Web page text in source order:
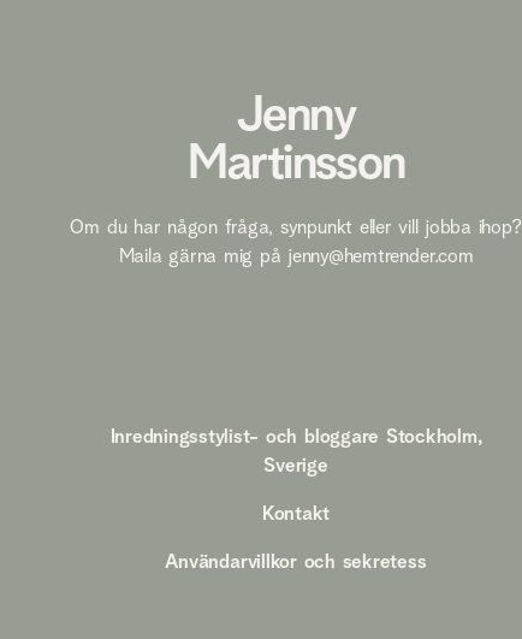
Jenny
Martinsson
Om du har någon fråga, synpunkt eller vill jobba ihop?
Maila gärna mig på jenny@hemtrender.com
Inredningsstylist- och bloggare Stockholm,
Sverige
Kontakt
Användarvillkor och sekretess